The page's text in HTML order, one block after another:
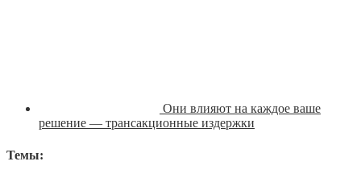
Они влияют на каждое ваше
решение — трансакционные издержки
Темы: